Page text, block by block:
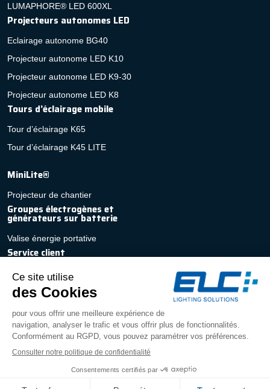
LUMAPHORE® LED 600XL
Projecteurs autonomes LED
Eclairage autonome BG40
Projecteur autonome LED K10
Projecteur autonome LED K9-30
Projecteur autonome LED K8
Tours d’éclairage mobile
Tour d’éclairage K65
Tour d’éclairage K45 LITE
MiniLite®
Projecteur de chantier
Groupes électrogènes et
générateurs sur batterie
Valise énergie portative
Service client
Devis rapide et personnalisé
Contact
Service après-vente
FAQ